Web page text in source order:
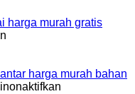
makan
murah
gratis
harga murah gratis
makan
Tanjungbalai
harga murah bahan